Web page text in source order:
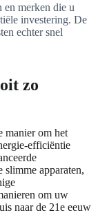
en merken die u
investering. De
echter snel
zo
manier om het
efficiëntie
slimme apparaten,
om uw
naar de 21e eeuw